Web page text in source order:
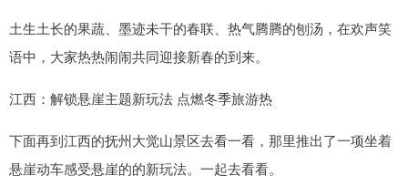
土生土长的果蔬、墨迹未干的春联、热气腾腾的刨汤，在欢声笑
语中，大家热热闹闹共同迎接新春的到来。
江西：解锁悬崖主题新玩法 点燃冬季旅游热
下面再到江西的抚州大觉山景区去看一看，那里推出了一项坐着
悬崖动车感受悬崖的的新玩法。一起去看看。